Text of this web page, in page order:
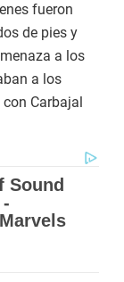
fueron
de pies y
a los
a los
Carbajal